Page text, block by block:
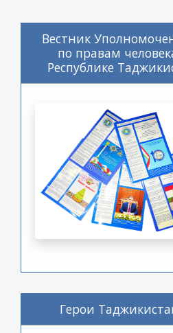
Вестник
по правам
Республике
Герои